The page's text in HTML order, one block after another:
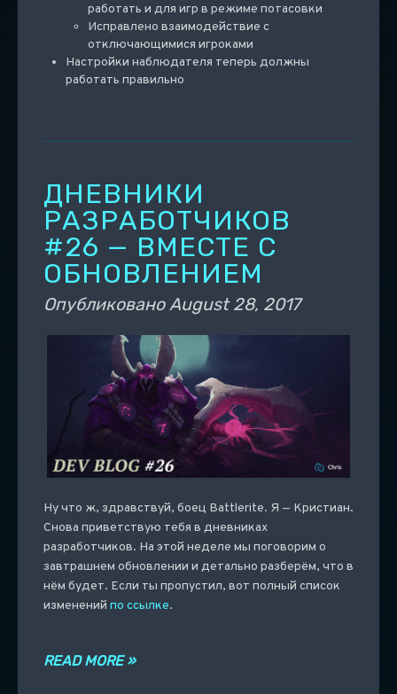
работать и для игр в режиме потасовки
Исправлено взаимодействие с
отключающимися игроками
Настройки наблюдателя теперь должны
работать правильно
ДНЕВНИКИ
РАЗРАБОТЧИКОВ
#26 — ВМЕСТЕ С
ОБНОВЛЕНИЕМ
ОпубликованоAugust 28, 2017
Ну что ж, здравствуй, боец Battlerite. Я — Кристиан.
Снова приветствую тебя в дневниках
разработчиков. На этой неделе мы поговорим о
завтрашнем обновлении и детально разберём, что в
нём будет. Если ты пропустил, вот полный список
изменений по ссылке.
READ MORE »